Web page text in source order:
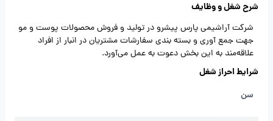
شرح شغل و وظایف
شرکت آراشیمی پارس پیشرو در تولید و فروش محصولات پوست و مو
جهت جمع آوری و بسته بندی سفارشات مشتریان در انبار از افراد
علاقه‌مند به این بخش دعوت به عمل می‌آورد.
شرایط احراز شغل
سن